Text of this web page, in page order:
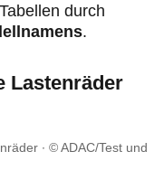
durch
.
Lastenräder
© ADAC/Test und